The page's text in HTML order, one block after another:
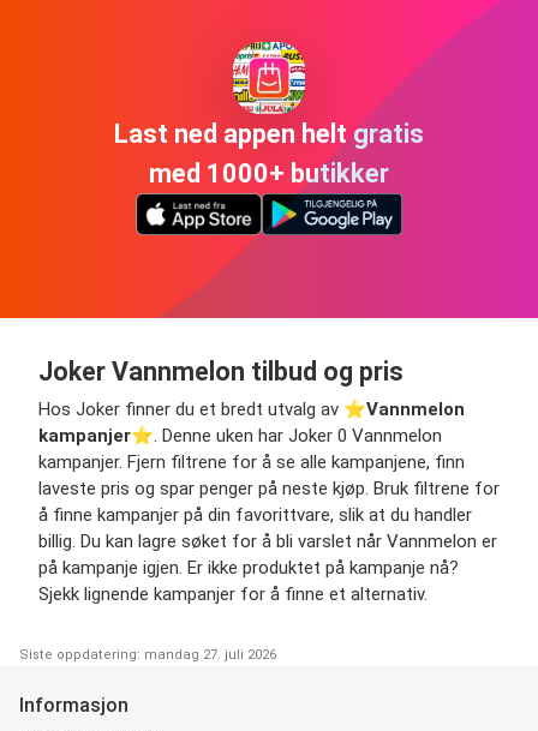
Last ned appen helt gratis
med 1000+ butikker
Joker Vannmelon tilbud og pris
Hos Joker finner du et bredt utvalg av ⭐️Vannmelon
kampanjer⭐️. Denne uken har Joker 0 Vannmelon
kampanjer. Fjern filtrene for å se alle kampanjene, finn
laveste pris og spar penger på neste kjøp. Bruk filtrene for
å finne kampanjer på din favorittvare, slik at du handler
billig. Du kan lagre søket for å bli varslet når Vannmelon er
på kampanje igjen. Er ikke produktet på kampanje nå?
Sjekk lignende kampanjer for å finne et alternativ.
Siste oppdatering: mandag 27. juli 2026
Informasjon